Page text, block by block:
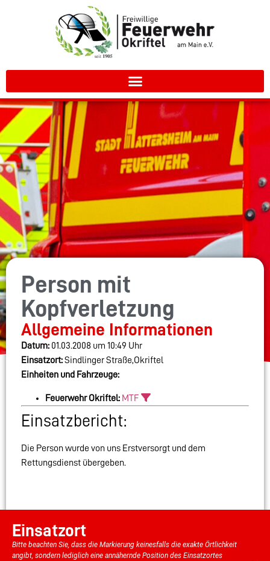
Person mit
Kopfverletzung
Allgemeine Informationen
Datum: 01.03.2008 um 10:49 Uhr
Einsatzort:Sindlinger Straße,Okriftel
Einheiten und Fahrzeuge:
Feuerwehr Okriftel: MTF
Einsatzbericht:
Die Person wurde von uns Erstversorgt und dem
Rettungsdienst übergeben.
Einsatzort
Bitte beachten Sie, dass die Markierung keinesfalls die exakte Örtlichkeit
angibt, sondern lediglich eine annähernde Position des Einsatzortes